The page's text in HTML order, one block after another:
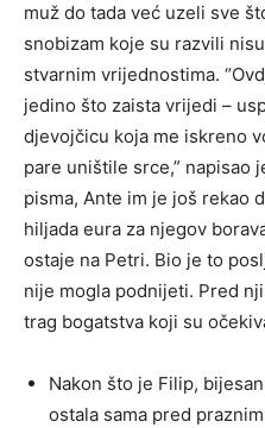
muž do tada već uzeli sve
snobizam koje su razvili
stvarnim vrijednostima.
jedino što zaista vrijedi –
djevojčicu koja me iskreno
pare uništile srce,” napisao
pisma, Ante im je još rekao
hiljada eura za njegov
ostaje na Petri. Bio je to
nije mogla podnijeti. Pred
trag bogatstva koji su
Nakon što je Filip,
ostala sama pred